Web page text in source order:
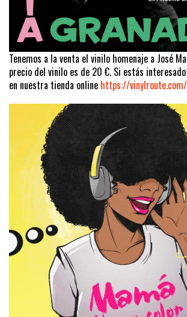
Tenemos a la venta el vinilo homenaje a José
precio del vinilo es de 20 €. Si estás
en nuestra tienda online https://